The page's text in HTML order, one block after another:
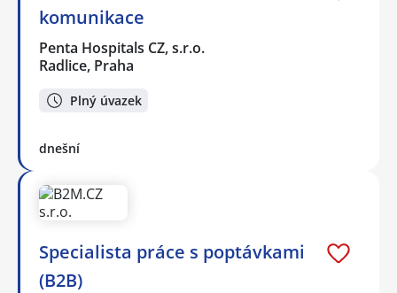
komunikace
Penta Hospitals CZ, s.r.o.
Radlice, Praha
Plný úvazek
dnešní
Specialista práce s poptávkami
(B2B)